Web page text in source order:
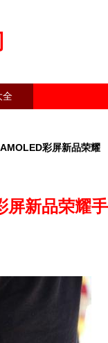
全
彩屏新品荣耀
屏新品荣耀手